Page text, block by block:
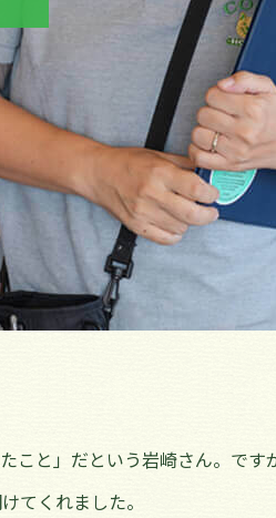
こと」だという岩崎さん。で
てくれました。